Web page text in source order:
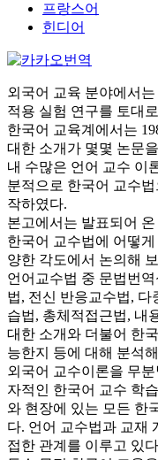
프랑스어
힌디어
외국어 교육 분야에서
적용 실험 연구를 토대
한국어 교육계에서는
대한 소개가 몇몇 논문
내 수많은 언어 교수 이
분적으로 한국어 교수
작하였다.
본고에서는 발표되어
한국어 교수법에 어떻
양한 각도에서 논의해
언어교수법 중 문법번
법, 전신 반응교수법,
습법, 총체적접근법, 내
대한 소개와 더불어 한
능한지 등에 대해 분석
외국어 교수이론을 무
자적인 한국어 교수 학
와 현장에 있는 모든 한
다. 언어 교수법과 교재
접한 관계를 이루고 있